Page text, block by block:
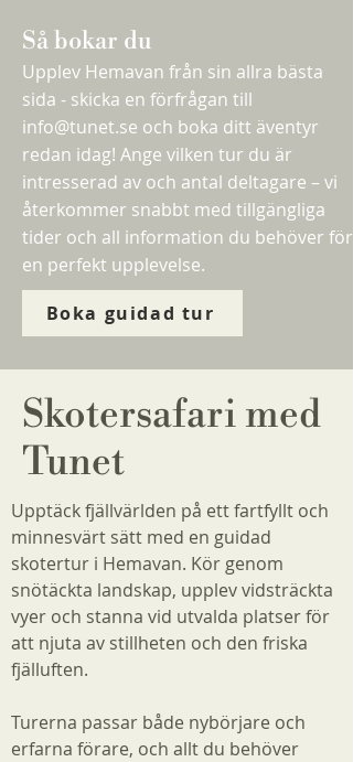
Så bokar du
Upplev Hemavan från sin allra bästa
sida - skicka en förfrågan till
info@tunet.se och boka ditt äventyr
redan idag! Ange vilken tur du är
intresserad av och antal deltagare – vi
återkommer snabbt med tillgängliga
tider och all information du behöver för
en perfekt upplevelse.
Boka guidad tur
Skotersafari med
Tunet
Upptäck fjällvärlden på ett fartfyllt och
minnesvärt sätt med en guidad
skotertur i Hemavan. Kör genom
snötäckta landskap, upplev vidsträckta
vyer och stanna vid utvalda platser för
att njuta av stillheten och den friska
fjälluften.
Turerna passar både nybörjare och
erfarna förare, och allt du behöver